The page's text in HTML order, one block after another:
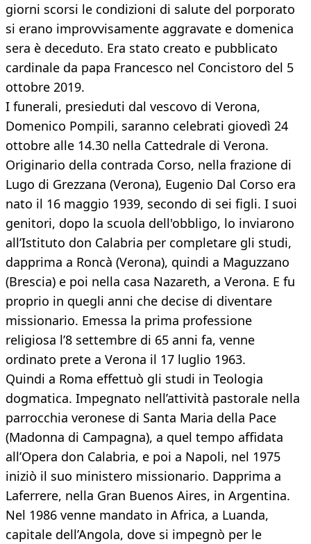
giorni scorsi le condizioni di salute del porporato
si erano improvvisamente aggravate e domenica
sera è deceduto. Era stato creato e pubblicato
cardinale da papa Francesco nel Concistoro del 5
ottobre 2019.
I funerali, presieduti dal vescovo di Verona,
Domenico Pompili, saranno celebrati giovedì 24
ottobre alle 14.30 nella Cattedrale di Verona.
Originario della contrada Corso, nella frazione di
Lugo di Grezzana (Verona), Eugenio Dal Corso era
nato il 16 maggio 1939, secondo di sei figli. I suoi
genitori, dopo la scuola dell'obbligo, lo inviarono
all’Istituto don Calabria per completare gli studi,
dapprima a Roncà (Verona), quindi a Maguzzano
(Brescia) e poi nella casa Nazareth, a Verona. E fu
proprio in quegli anni che decise di diventare
missionario. Emessa la prima professione
religiosa l’8 settembre di 65 anni fa, venne
ordinato prete a Verona il 17 luglio 1963.
Quindi a Roma effettuò gli studi in Teologia
dogmatica. Impegnato nell’attività pastorale nella
parrocchia veronese di Santa Maria della Pace
(Madonna di Campagna), a quel tempo affidata
all’Opera don Calabria, e poi a Napoli, nel 1975
iniziò il suo ministero missionario. Dapprima a
Laferrere, nella Gran Buenos Aires, in Argentina.
Nel 1986 venne mandato in Africa, a Luanda,
capitale dell’Angola, dove si impegnò per le